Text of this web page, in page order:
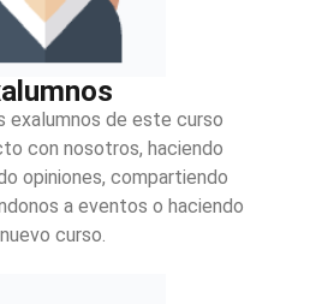
exalumnos de este curso
con nosotros, haciendo
opiniones, compartiendo
a eventos o haciendo
curso.